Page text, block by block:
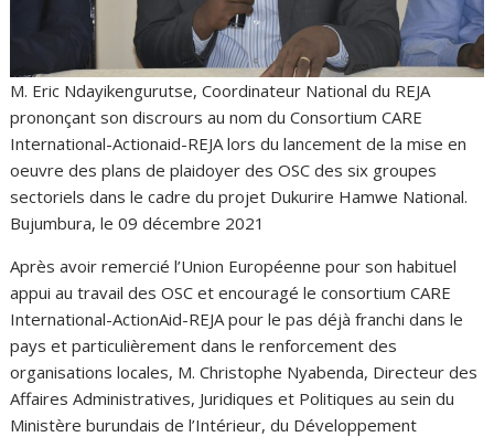
M. Eric Ndayikengurutse, Coordinateur National du REJA
prononçant son discrours au nom du Consortium CARE
International-Actionaid-REJA lors du lancement de la mise en
oeuvre des plans de plaidoyer des OSC des six groupes
sectoriels dans le cadre du projet Dukurire Hamwe National.
Bujumbura, le 09 décembre 2021
Après avoir remercié l’Union Européenne pour son habituel
appui au travail des OSC et encouragé le consortium CARE
International-ActionAid-REJA pour le pas déjà franchi dans le
pays et particulièrement dans le renforcement des
organisations locales, M. Christophe Nyabenda, Directeur des
Affaires Administratives, Juridiques et Politiques au sein du
Ministère burundais de l’Intérieur, du Développement